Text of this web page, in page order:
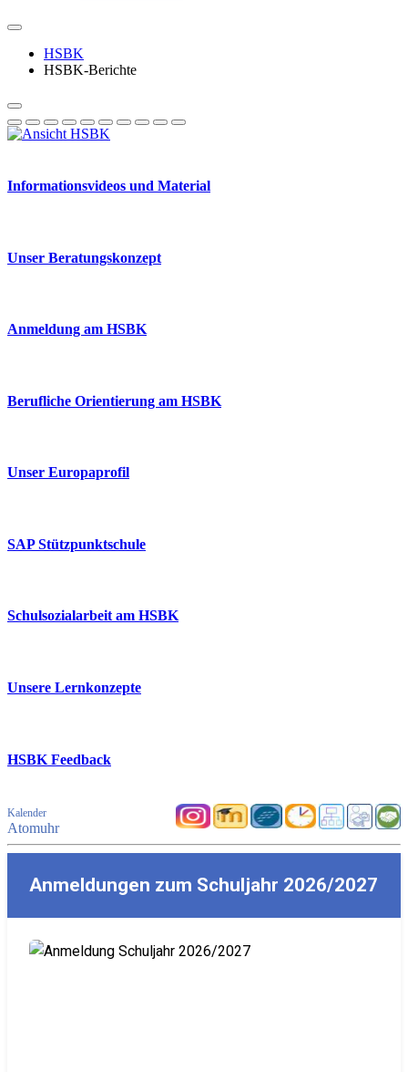
HSBK
HSBK-Berichte
Informationsvideos und Material
Unser Beratungskonzept
Anmeldung am HSBK
Berufliche Orientierung am HSBK
Unser Europaprofil
SAP Stützpunktschule
Schulsozialarbeit am HSBK
Unsere Lernkonzepte
HSBK Feedback
Kalender
Atomuhr
Anmeldungen zum Schuljahr 2026/2027